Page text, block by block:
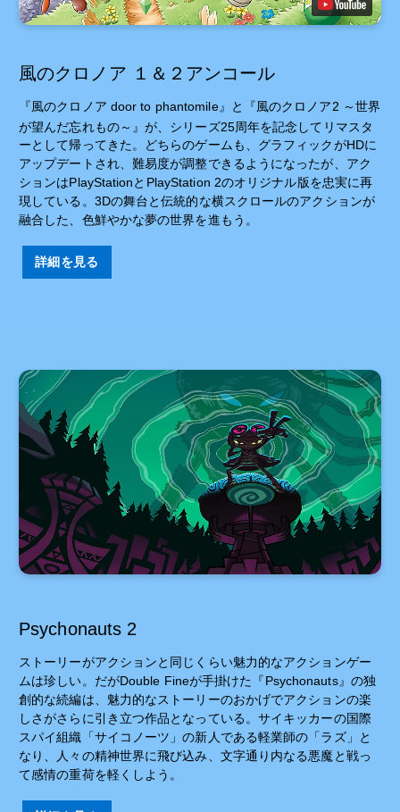
風のクロノア １＆２アンコール
『風のクロノア door to phantomile』と『風のクロノア2 ～世界
が望んだ忘れもの～』が、シリーズ25周年を記念してリマスタ
ーとして帰ってきた。どちらのゲームも、グラフィックがHDに
アップデートされ、難易度が調整できるようになったが、アク
ションはPlayStationとPlayStation 2のオリジナル版を忠実に再
現している。3Dの舞台と伝統的な横スクロールのアクションが
融合した、色鮮やかな夢の世界を進もう。
詳細を見る
Psychonauts 2
ストーリーがアクションと同じくらい魅力的なアクションゲー
ムは珍しい。だがDouble Fineが手掛けた『Psychonauts』の独
創的な続編は、魅力的なストーリーのおかげでアクションの楽
しさがさらに引き立つ作品となっている。サイキッカーの国際
スパイ組織「サイコノーツ」の新人である軽業師の「ラズ」と
なり、人々の精神世界に飛び込み、文字通り内なる悪魔と戦っ
て感情の重荷を軽くしよう。